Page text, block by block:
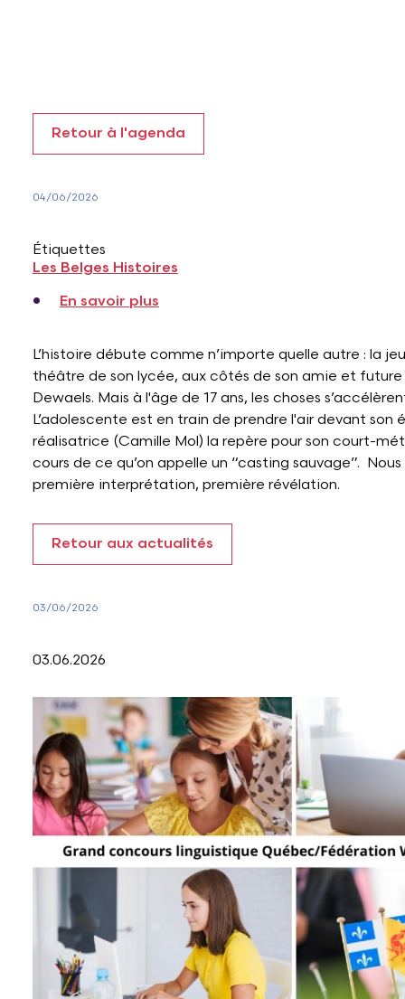
Retour à l'agenda
04/06/2026
Étiquettes
Les Belges Histoires
En savoir plus
L’histoire débute comme n’importe quelle autre : la
théâtre de son lycée, aux côtés de son amie et
Dewaels. Mais à l'âge de 17 ans, les choses
L’adolescente est en train de prendre l'air devant son
réalisatrice (Camille Mol) la repère pour son court-
cours de ce qu’on appelle un “casting sauvage”.
première interprétation, première révélation.
Retour aux actualités
03/06/2026
03.06.2026